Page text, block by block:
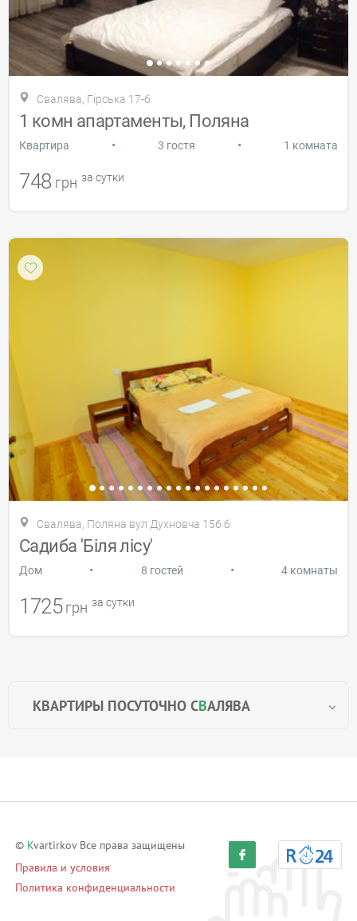
КВАРТИРЫ ПОСУТОЧНО СВАЛЯВА
Свалява, Гірська 17-б
1 комн апартаменты, Поляна
Квартира • 3 гостя • 1 комната
748 грн за сутки
Свалява, Поляна вул Духновча 156 б
Садиба 'Біля лісу'
Дом • 8 гостей • 4 комнаты
1725 грн за сутки
© Kvartirkov Все права защищены
Правила и условия
Политика конфиденциальности